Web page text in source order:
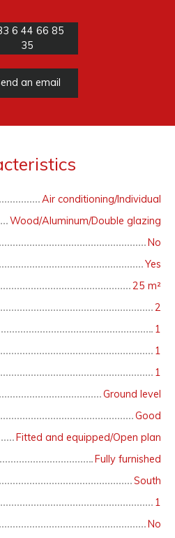
6 44 66 85
35
an email
Air conditioning/Individual
Wood/Aluminum/Double glazing
No
Yes
25 m²
2
1
1
1
Ground level
Good
Fitted and equipped/Open plan
Fully furnished
South
1
No